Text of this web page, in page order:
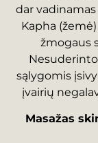
dar vadinamas
Kapha
žmogaus
sąlygomis
įvairių
Masažas